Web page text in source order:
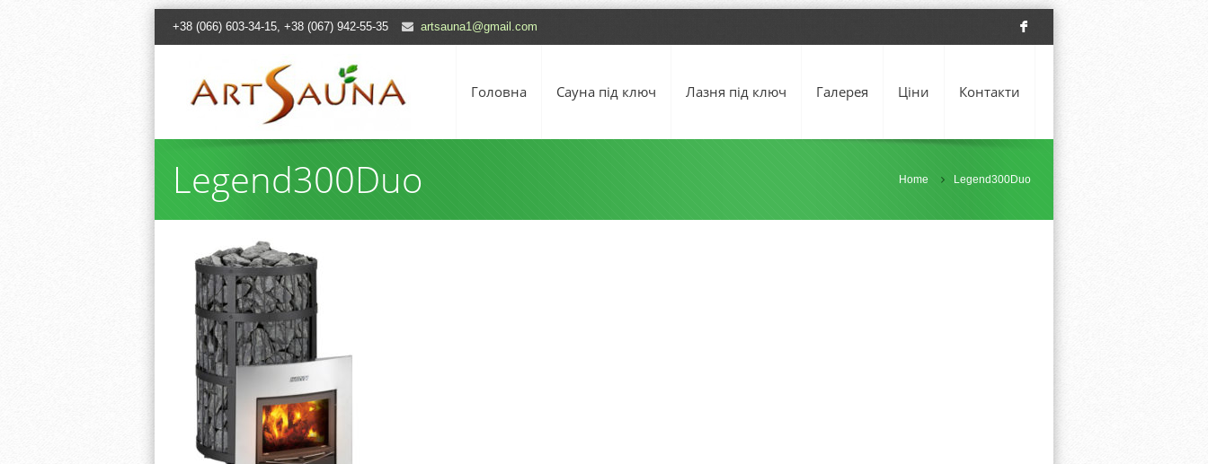
F
+38 (066) 603-34-15, +38 (067) 942-55-35 artsauna1@gmail.com
Головна Сауна під ключ Лазня під ключ Галерея Ціни Контакти
Legend300Duo Home Legend300Duo